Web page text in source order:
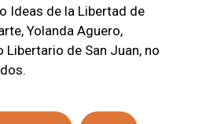
Ideas de la Libertad de
Yolanda Aguero,
de San Juan, no